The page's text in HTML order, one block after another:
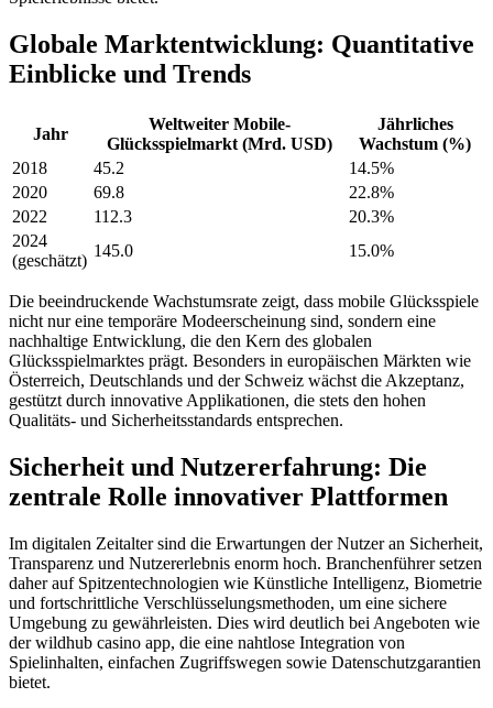
Globale Marktentwicklung: Quantitative
Einblicke und Trends
Jahr
Weltweiter Mobile-
Glücksspielmarkt (Mrd. USD)
Jährliches
Wachstum (%)
2018
45.2
14.5%
2020
69.8
22.8%
2022
112.3
20.3%
2024
(geschätzt)
145.0 15.0%
Die beeindruckende Wachstumsrate zeigt, dass mobile Glücksspiele
nicht nur eine temporäre Modeerscheinung sind, sondern eine
nachhaltige Entwicklung, die den Kern des globalen
Glücksspielmarktes prägt. Besonders in europäischen Märkten wie
Österreich, Deutschlands und der Schweiz wächst die Akzeptanz,
gestützt durch innovative Applikationen, die stets den hohen
Qualitäts- und Sicherheitsstandards entsprechen.
Sicherheit und Nutzererfahrung: Die
zentrale Rolle innovativer Plattformen
Im digitalen Zeitalter sind die Erwartungen der Nutzer an Sicherheit,
Transparenz und Nutzererlebnis enorm hoch. Branchenführer setzen
daher auf Spitzentechnologien wie Künstliche Intelligenz, Biometrie
und fortschrittliche Verschlüsselungsmethoden, um eine sichere
Umgebung zu gewährleisten. Dies wird deutlich bei Angeboten wie
der wildhub casino app, die eine nahtlose Integration von
Spielinhalten, einfachen Zugriffswegen sowie Datenschutzgarantien
bietet.